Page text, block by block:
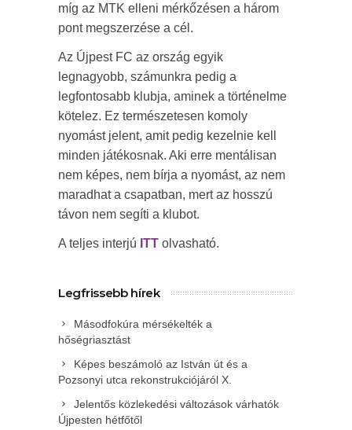
míg az MTK elleni mérkőzésen a három
pont megszerzése a cél.
Az Újpest FC az ország egyik
legnagyobb, számunkra pedig a
legfontosabb klubja, aminek a történelme
kötelez. Ez természetesen komoly
nyomást jelent, amit pedig kezelnie kell
minden játékosnak. Aki erre mentálisan
nem képes, nem bírja a nyomást, az nem
maradhat a csapatban, mert az hosszú
távon nem segíti a klubot.
A teljes interjú ITT olvasható.
Legfrissebb hírek
Másodfokúra mérsékelték a
hőségriasztást
Képes beszámoló az István út és a
Pozsonyi utca rekonstrukciójáról X.
Jelentős közlekedési változások várhatók
Újpesten hétfőtől